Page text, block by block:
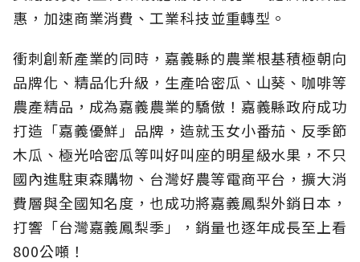
惠，加速商業消費、工業科技並重轉型。
衝刺創新產業的同時，嘉義縣的農業根基積極朝向
品牌化、精品化升級，生產哈密瓜、山葵、咖啡等
農產精品，成為嘉義農業的驕傲！嘉義縣政府成功
打造「嘉義優鮮」品牌，造就玉女小番茄、反季節
木瓜、極光哈密瓜等叫好叫座的明星級水果，不只
國內進駐東森購物、台灣好農等電商平台，擴大消
費層與全國知名度，也成功將嘉義鳳梨外銷日本，
打響「台灣嘉義鳳梨季」，銷量也逐年成長至上看
800公噸！